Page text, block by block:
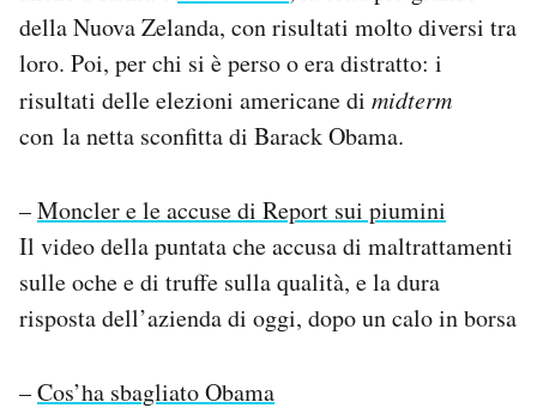
della Nuova Zelanda, con risultati molto diversi tra
loro. Poi, per chi si è perso o era distratto: i
risultati delle elezioni americane di midterm
con la netta sconfitta di Barack Obama.
–Moncler e le accuse di Report sui piumini
Il video della puntata che accusa di maltrattamenti
sulle oche e di truffe sulla qualità, e la dura
risposta dell’azienda di oggi, dopo un calo in borsa
–Cos’ha sbagliato Obama